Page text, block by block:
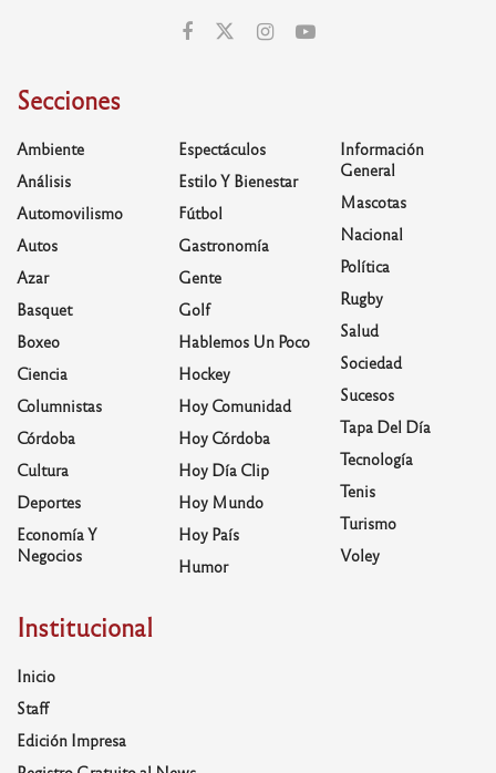
Secciones
Ambiente
Análisis
Automovilismo
Autos
Azar
Basquet
Boxeo
Ciencia
Columnistas
Córdoba
Cultura
Deportes
Economía Y
Negocios
Espectáculos
Estilo Y Bienestar
Fútbol
Gastronomía
Gente
Golf
Hablemos Un Poco
Hockey
Hoy Comunidad
Hoy Córdoba
Hoy Día Clip
Hoy Mundo
Hoy País
Humor
Información
General
Mascotas
Nacional
Política
Rugby
Salud
Sociedad
Sucesos
Tapa Del Día
Tecnología
Tenis
Turismo
Voley
Institucional
Inicio
Staff
Edición Impresa